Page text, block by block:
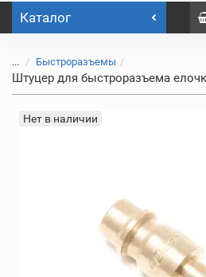
Каталог
... Быстроразъемы
Штуцер для быстроразъема
Нет в наличии